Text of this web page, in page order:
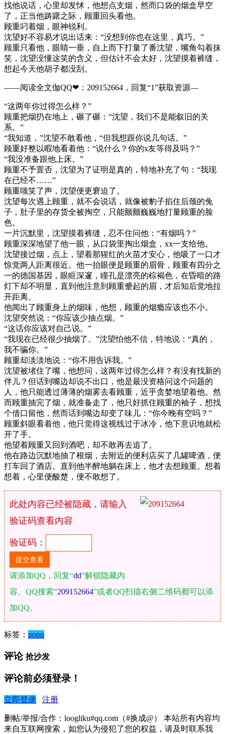
找他说话，心里却发怵，他想点支烟，然而口袋的烟盒早空
了，正当他踌躇之际，顾重回头看他。
顾重叼着烟，眼神锐利。
沈望好不容易才说出话来：“没想到你也在这里，真巧。”
顾重只看他，眼睛一垂，自上而下打量了番沈望，嘴角勾着抹
笑，沈望没懂这笑的含义，但估计不会太好，沈望摸着裤缝，
想起今天他胡子都没刮。
——阅读全文伽QQ❤：209152664，回复“1”获取资源—
“这两年你过得怎么样？”
顾重把烟扔在地上，碾了碾：“沈望，我们不是能叙旧的关
系。”
“我知道，”沈望不敢看他，“但我想跟你说几句话。”
顾重好整以暇地看着他：“说什么？你的x友等得及吗？”
“我没准备跟他上床。”
顾重不予置否，沈望为了证明是真的，特地补充了句：“我现
在已经不……”
顾重嗤笑了声，沈望便更窘迫了。
沈望每次遇上顾重，就不会说话，就像被豹子掐住后颈的兔
子，肚子里的存货全被掏空，只能颤颤巍巍地打量顾重的脸
色。
一片沉默里，沈望摸着裤缝，忍不住问他：“有烟吗？”
顾重深深地望了他一眼，从口袋里掏出烟盒，xx一支给他。
沈望接过烟，点上，望着那猩红的火苗才安心，他吸了一口才
惊觉两人距离很近。他一抬眼便是顾重的眉骨，顾重有四分之
一的德国基因，眼眶深邃，瞳孔是漂亮的棕褐色，在昏暗的路
灯下却不明显，直到他注意到顾重蹙起的眉，才后知后觉地拉
开距离。
他闻出了顾重身上的烟味，他想，顾重的烟瘾应该也不小。
沈望突然说：“你应该少抽点烟。”
“这话你应该对自己说。”
“我现在已经很少抽烟了。”沈望怕他不信，特地说：“真的，
我不骗你。”
顾重却淡淡地说：“你不用告诉我。”
沈望被堵住了嘴，他想问，这两年过得怎么样？有没有找新的
伴儿？但话到嘴边却说不出口，他是最没资格问这个问题的
人，他只能透过薄薄的烟雾去看顾重，近乎贪婪地望着他。然
而顾重抽完了烟，就准备走了，他只好抓住顾重的袖子，想找
个借口留他，然而话到嘴边却变了味儿：“你今晚有空吗？”
顾重斜眼看着他，他只觉得这视线过于冰冷，他下意识地就松
开了手。
他望着顾重又回到酒吧，却不敢再去追了。
他在路边沉默地抽了根烟，去附近的便利店买了几罐啤酒，便
打车回了酒店。直到他半醉地躺在床上，他才去想顾重。想着
想着，心里便酸楚，便不敢想了。
此处内容已经被隐藏，请输入
验证码查看内容
验证码：
请添加QQ，回复“dd”解锁隐藏内
容。QQ搜索“209152664”或者QQ扫描右侧二维码都可以添
加QQ。
标签： popo
评论 抢沙发
评论前必须登录！
立即登录 注册
删帖/举报/合作：loogliku#qq.com（#换成@） 本站所有内容均
来自互联网搜索，如您认为侵犯了您的权益，请及时联系我